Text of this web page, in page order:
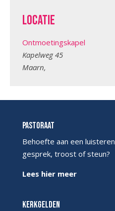
Locatie
Ontmoetingskapel
Kapelweg 45
Maarn,
Pastoraat
Behoefte aan een
gesprek, troost of steun?
Lees hier meer
Kerkgelden